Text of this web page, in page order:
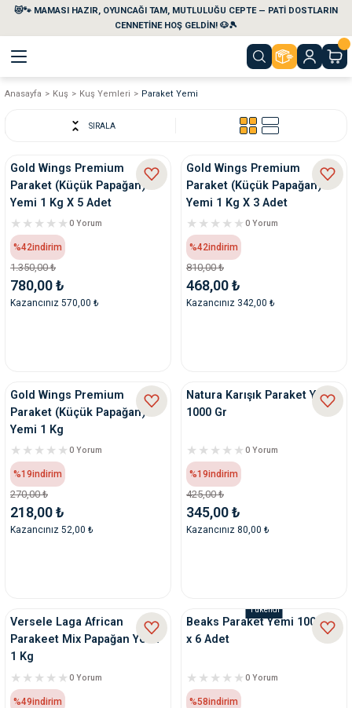
😻🐾 MAMASI HAZIR, OYUNCAĞI TAM, MUTLULUĞU CEPTE — PATİ DOSTLARIN
CENNETİNE HOŞ GELDİN! 🐶🎾
Geri Dön
Geri Dön
Temizlik Ürünleri
Su Kabları
Kemikleri
Seyahat Ürünleri
Geri Dön
Geri Dön
Geri Dön
Geri Dön
Anasayfa Kuş Kuş Yemleri Paraket Yemi
SIRALA
Gold Wings Premium
Paraket (Küçük Papağan)
Yemi 1 Kg X 5 Adet
0 Yorum
%42indirim
1.350,00 ₺
780,00 ₺
Kazancınız 570,00 ₺
Gold Wings Premium
Paraket (Küçük Papağan)
Yemi 1 Kg X 3 Adet
0 Yorum
%42indirim
810,00 ₺
468,00 ₺
Kazancınız 342,00 ₺
Gold Wings Premium
Paraket (Küçük Papağan)
Yemi 1 Kg
0 Yorum
%19indirim
270,00 ₺
218,00 ₺
Kazancınız 52,00 ₺
Natura Karışık Paraket Yemi
1000 Gr
0 Yorum
%19indirim
425,00 ₺
345,00 ₺
Kazancınız 80,00 ₺
Versele Laga African
Parakeet Mix Papağan Yemi
1 Kg
0 Yorum
%49indirim
Tükendi
Beaks Paraket Yemi 1000 gr
x 6 Adet
0 Yorum
%58indirim